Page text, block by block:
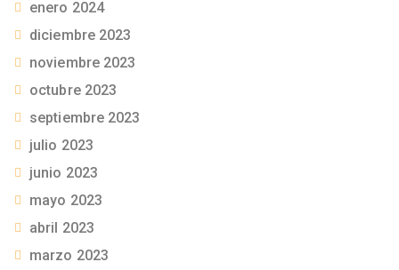
enero 2024
diciembre 2023
noviembre 2023
octubre 2023
septiembre 2023
julio 2023
junio 2023
mayo 2023
abril 2023
marzo 2023